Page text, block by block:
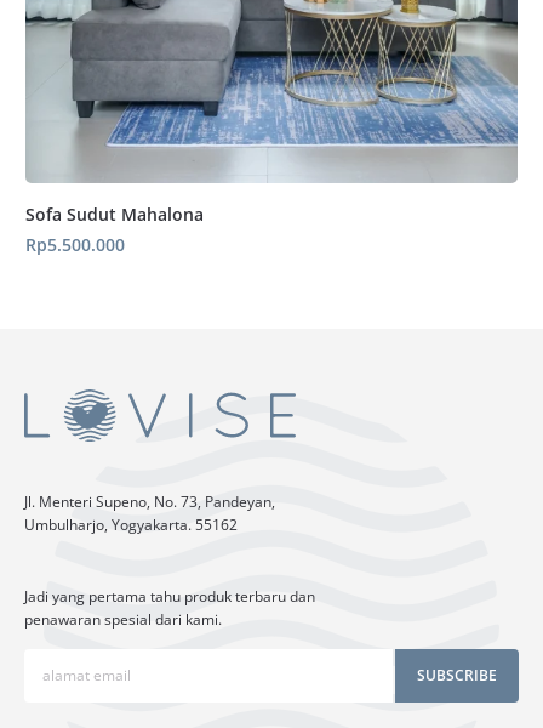
Sofa Sudut Mahalona
Rp5.500.000
Jl. Menteri Supeno, No. 73, Pandeyan,
Umbulharjo, Yogyakarta. 55162
Jadi yang pertama tahu produk terbaru dan
penawaran spesial dari kami.
SUBSCRIBE